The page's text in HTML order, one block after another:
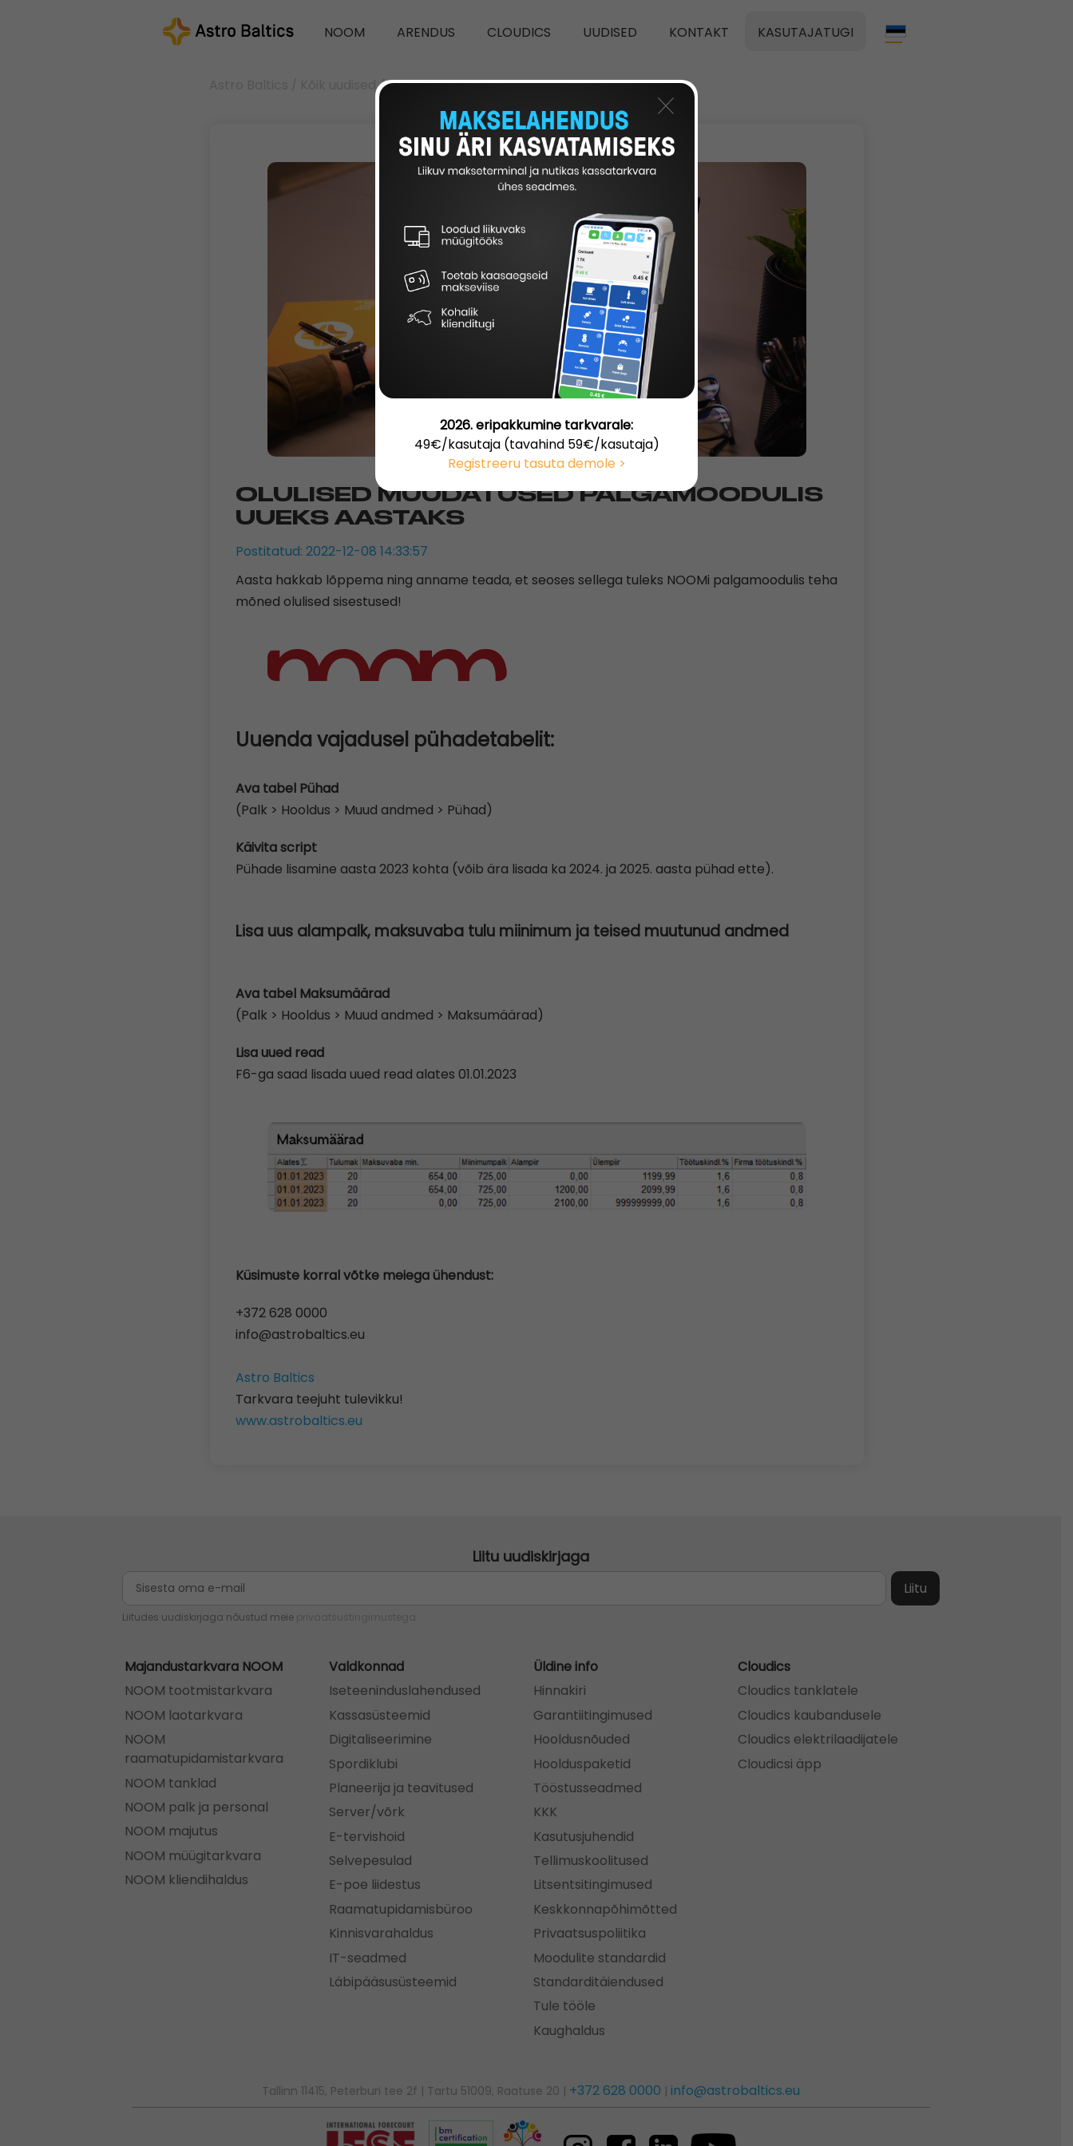
NOOM ARENDUS CLOUDICS UUDISED KONTAKT KASUTAJATUGI
/Olulised muudatused palgamoodulis uueks aastaks
OLULISED MUUDATUSED PALGAMOODULIS
UUEKS AASTAKS
Postitatud: 2022-12-08 14:33:57
Aasta hakkab lõppema ning anname teada, et seoses sellega tuleks NOOMi palgamoodulis teha
mõned olulised sisestused!
Uuenda vajadusel pühadetabelit:
Ava tabel Pühad
(Palk > Hooldus > Muud andmed > Pühad)
Käivita script
Pühade lisamine aasta 2023 kohta (võib ära lisada ka 2024. ja 2025. aasta pühad ette).
Lisa uus alampalk, maksuvaba tulu miinimum ja teised muutunud andmed
Ava tabel Maksumäärad
(Palk > Hooldus > Muud andmed > Maksumäärad)
Lisa uued read
F6-ga saad lisada uued read alates 01.01.2023
Küsimuste korral võtke meiega ühendust:
+372 628 0000
info@astrobaltics.eu
Astro Baltics
Tarkvara teejuht tulevikku!
www.astrobaltics.eu
2026. eripakkumine tarkvarale:
49€/kasutaja (tavahind 59€/kasutaja)
Registreeru tasuta demole >
×
Liitu uudiskirjaga
Liitudes uudiskirjaga nõustud meie
Majandustarkvara NOOM
NOOM tootmistarkvara
NOOM laotarkvara
NOOM
raamatupidamistarkvara
NOOM tanklad
NOOM palk ja personal
NOOM majutus
NOOM müügitarkvara
NOOM kliendihaldus
Valdkonnad
Iseteeninduslahendused
Kassasüsteemid
Digitaliseerimine
Spordiklubi
Planeerija ja teavitused
Server/võrk
E-tervishoid
Selvepesulad
E-poe liidestus
Raamatupidamisbüroo
Kinnisvarahaldus
IT-seadmed
Läbipääsusüsteemid
Üldine info
Hinnakiri
Garantiitingimused
Hooldusnõuded
Hoolduspaketid
Tööstusseadmed
KKK
Kasutusjuhendid
Tellimuskoolitused
Litsentsitingimused
Keskkonnapõhimõtted
Privaatsuspoliitika
Moodulite standardid
Standarditäiendused
Tule tööle
Kaughaldus
Cloudics
Cloudics tanklatele
Cloudics kaubandusele
Cloudics elektrilaadijatele
Cloudicsi äpp
Tallinn 11415, Peterburi tee 2f | Tartu 51009, Raatuse 20 | +372 628 0000 | info@astrobaltics.eu